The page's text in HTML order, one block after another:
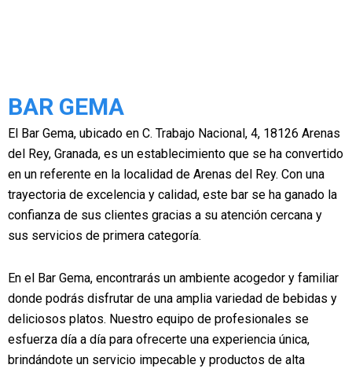
BAR GEMA
El Bar Gema, ubicado en C. Trabajo Nacional, 4, 18126 Arenas
del Rey, Granada, es un establecimiento que se ha convertido
en un referente en la localidad de Arenas del Rey. Con una
trayectoria de excelencia y calidad, este bar se ha ganado la
confianza de sus clientes gracias a su atención cercana y
sus servicios de primera categoría.
En el Bar Gema, encontrarás un ambiente acogedor y familiar
donde podrás disfrutar de una amplia variedad de bebidas y
deliciosos platos. Nuestro equipo de profesionales se
esfuerza día a día para ofrecerte una experiencia única,
brindándote un servicio impecable y productos de alta